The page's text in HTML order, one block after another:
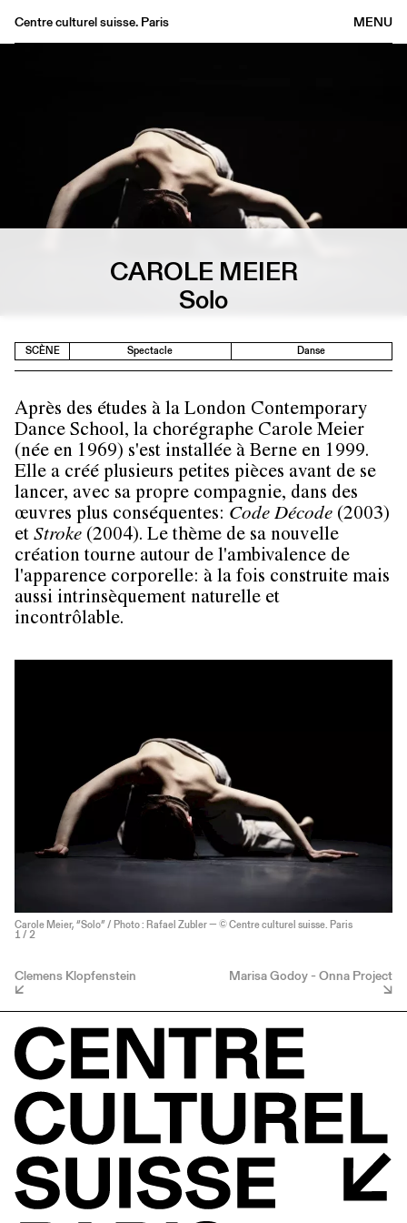
MENU
Centre culturel suisse. Paris
Médiathèque
Éditions
Informations
CAROLE MEIER
Solo
SCÈNE Spectacle Danse
Après des études à la London Contemporary
Dance School, la chorégraphe Carole Meier
(née en 1969) s'est installée à Berne en 1999.
Elle a créé plusieurs petites pièces avant de se
lancer, avec sa propre compagnie, dans des
œuvres plus conséquentes: Code Décode (2003)
et Stroke (2004). Le thème de sa nouvelle
création tourne autour de l'ambivalence de
l'apparence corporelle: à la fois construite mais
aussi intrinsèquement naturelle et
incontrôlable.
Carole Meier, “Solo” / Photo : Rafael Zubler — © Centre culturel suisse. Paris
1 / 2
Clemens Klopfenstein Marisa Godoy - Onna Project